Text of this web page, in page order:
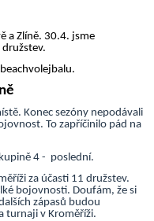
a Zlíně. 30.4. jsme
Konec sezóny nepodávali
To zapříčinilo pád na
4 - poslední.
za účasti 11 družstev.
bojovnosti. Doufám, že si
zápasů budou
turnaji v Kroměříži.